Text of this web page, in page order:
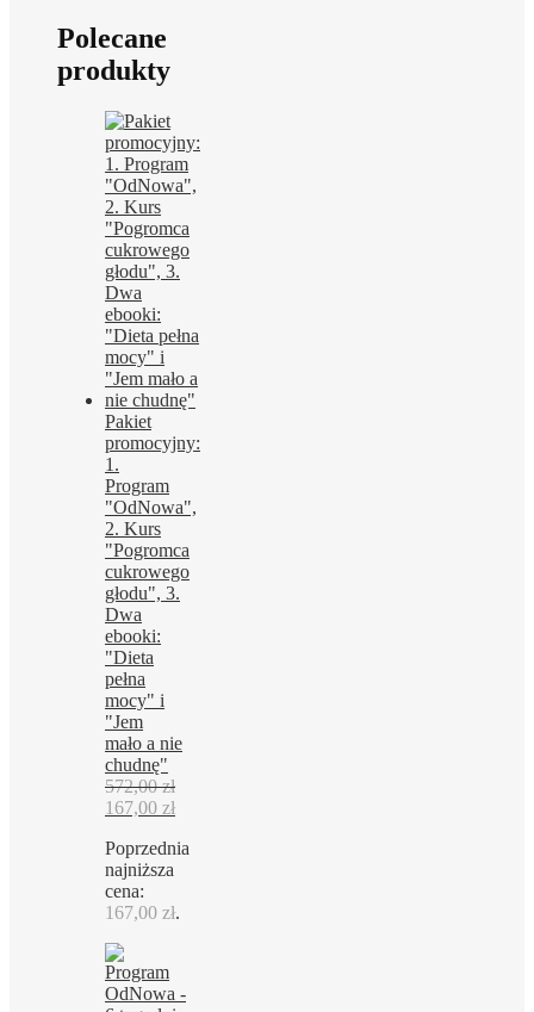
Polecane
produkty
Pakiet
promocyjny:
1.
Program
"OdNowa",
2. Kurs
"Pogromca
cukrowego
głodu", 3.
Dwa
ebooki:
"Dieta
pełna
mocy" i
"Jem
mało a nie
chudnę"
572,00zł
Pierwotna
wynosiła:
572,00 zł.
167,00 złAktualna
wynosi:
Poprzednia
najniższa
cena:
167,00 zł.